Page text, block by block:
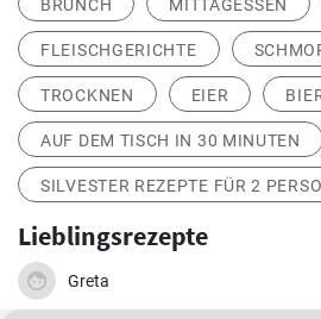
BRUNCH MITTAGESSEN
FLEISCHGERICHTE
TROCKNEN EIER
AUF DEM TISCH IN 30 MINUTEN
SILVESTER REZEPTE FÜR 2
Lieblingsrezepte
Greta